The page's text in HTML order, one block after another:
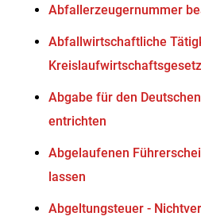
Abfallerzeugernummer
Abfallwirtschaftliche
Abgabe für den
entrichten
Abgelaufenen
lassen
Abgeltungsteuer -